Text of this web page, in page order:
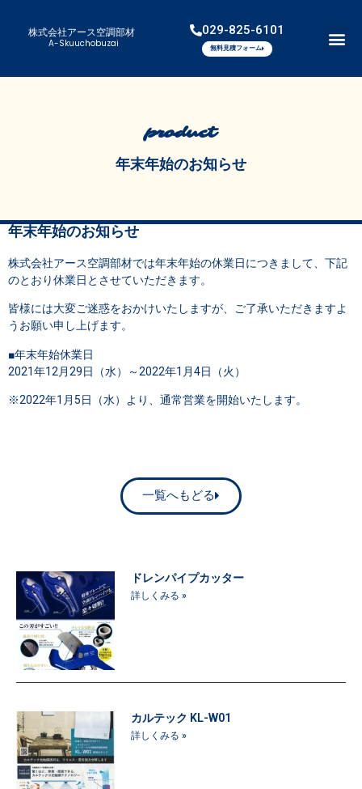
株式会社アース空調部材
A-Skuuchobuzai
029-825-6101
無料見積フォーム
product
年末年始のお知らせ
年末年始のお知らせ
株式会社アース空調部材では年末年始の休業日につきまして、下記
のとおり休業日とさせていただきます。
皆様には大変ご迷惑をおかけいたしますが、ご了承いただきますよ
うお願い申し上げます。
■年末年始休業日
2021年12月29日（水）～2022年1月4日（火）
※2022年1月5日（水）より、通常営業を開始いたします。
一覧へもどる
ドレンパイプカッター
詳しくみる »
カルテック KL-W01
詳しくみる »